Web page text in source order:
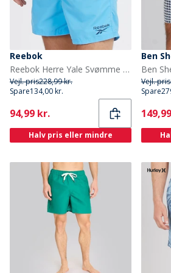
Reebok
Reebok Herre Yale Svømme Shorts Blå
Vejl. pris228,99 kr.
Spare134,00 kr.
Current
94,99 kr.
Halv pris eller mindre
Ben
Vejl. pris
Spare